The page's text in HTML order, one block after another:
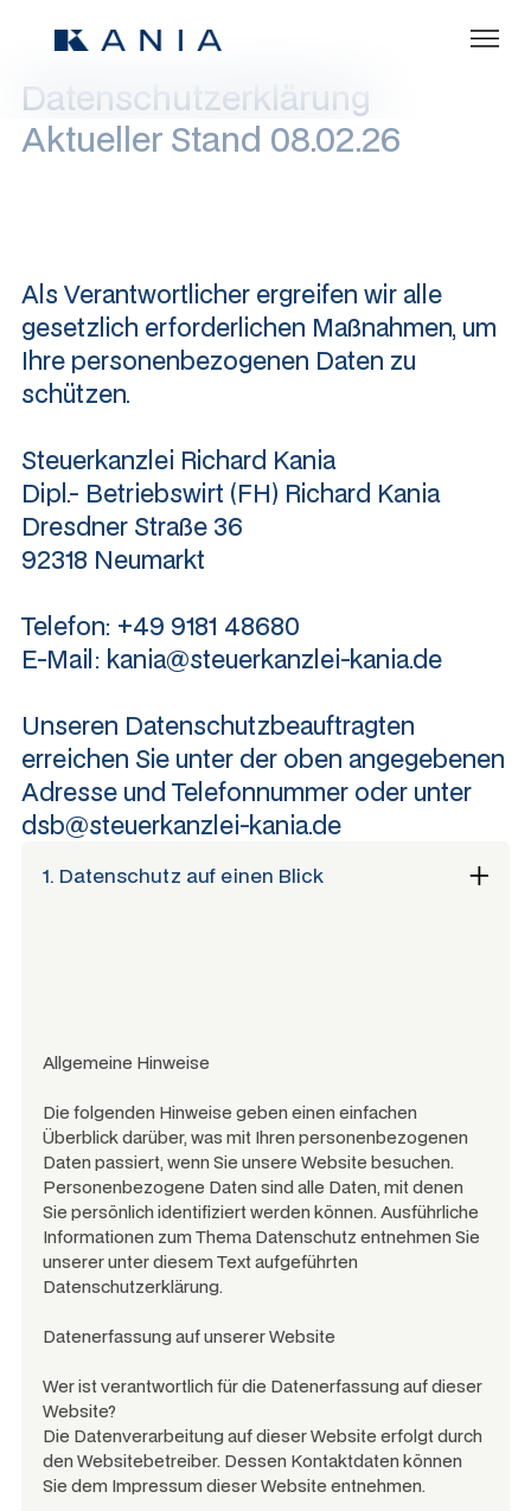
Datenschutzerklärung
Aktueller Stand 08.02.26
Als Verantwortlicher ergreifen wir alle
gesetzlich erforderlichen Maßnahmen, um
Ihre personenbezogenen Daten zu
schützen.
Steuerkanzlei Richard Kania
Dipl.- Betriebswirt (FH) Richard Kania
Dresdner Straße 36
92318 Neumarkt
Telefon: +49 9181 48680
E-Mail: kania@steuerkanzlei-kania.de
Unseren Datenschutzbeauftragten
erreichen Sie unter der oben angegebenen
Adresse und Telefonnummer oder unter
dsb@steuerkanzlei-kania.de
1. Datenschutz auf einen Blick
Allgemeine Hinweise
Die folgenden Hinweise geben einen einfachen
Überblick darüber, was mit Ihren personenbezogenen
Daten passiert, wenn Sie unsere Website besuchen.
Personenbezogene Daten sind alle Daten, mit denen
Sie persönlich identifiziert werden können. Ausführliche
Informationen zum Thema Datenschutz entnehmen Sie
unserer unter diesem Text aufgeführten
Datenschutzerklärung.
Datenerfassung auf unserer Website
Wer ist verantwortlich für die Datenerfassung auf dieser
Website?
Die Datenverarbeitung auf dieser Website erfolgt durch
den Websitebetreiber. Dessen Kontaktdaten können
Sie dem Impressum dieser Website entnehmen.